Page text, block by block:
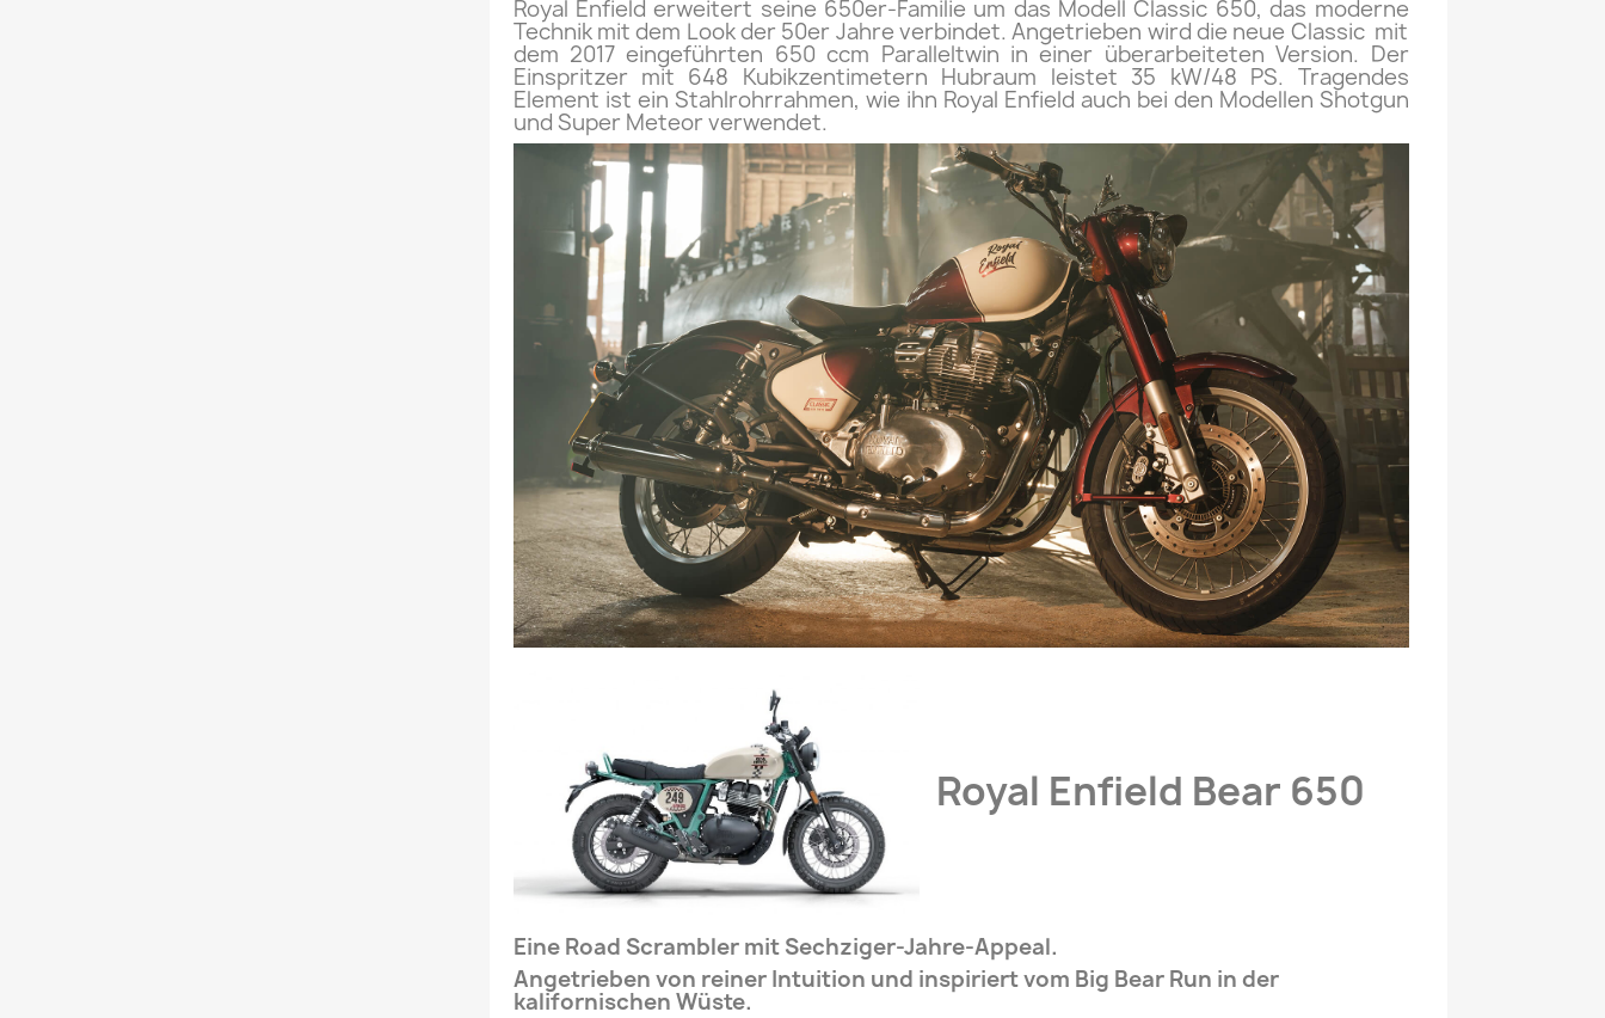
Royal Enfield erweitert seine 650er-Familie um das Modell Classic 650, das moderne
Technik mit dem Look der 50er Jahre verbindet. Angetrieben wird die neue Classic mit
dem 2017 eingeführten 650 ccm Paralleltwin in einer überarbeiteten Version. Der
Einspritzer mit 648 Kubikzentimetern Hubraum leistet 35 kW/48 PS. Tragendes
Element ist ein Stahlrohrrahmen, wie ihn Royal Enfield auch bei den Modellen Shotgun
und Super Meteor verwendet.
Royal Enfield Bear 650
Eine Road Scrambler mit Sechziger-Jahre-Appeal.
Angetrieben von reiner Intuition und inspiriert vom Big Bear Run in der
kalifornischen Wüste.